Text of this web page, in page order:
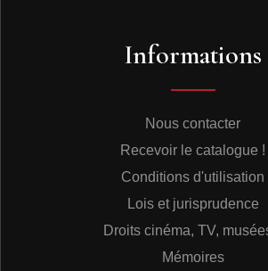
Informations
Nous contacter
Recevoir le catalogue !
Conditions d'utilisation
Lois et jurisprudence
Droits cinéma, TV,
Mémoires